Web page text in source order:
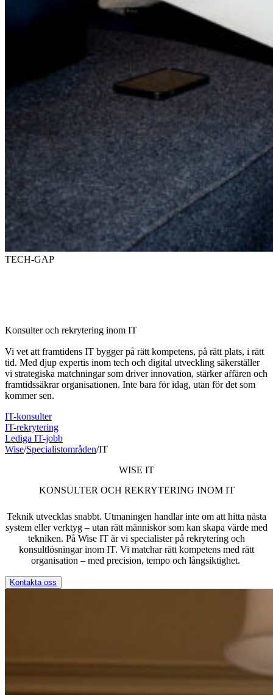
TECH-GAP
Konsulter och rekrytering inom IT
Vi vet att framtidens IT bygger på rätt kompetens, på rätt plats, i rätt
tid. Med djup expertis inom tech och digital utveckling säkerställer
vi strategiska matchningar som driver innovation, stärker affären och
framtidssäkrar organisationen. Inte bara för idag, utan för det som
kommer sen.
IT-konsulter
IT-rekrytering
Lediga IT-jobb
Wise/Specialistområden/IT
WISE IT
KONSULTER OCH REKRYTERING INOM IT
Teknik utvecklas snabbt. Utmaningen handlar inte om att hitta nästa
system eller verktyg – utan rätt människor som kan skapa värde med
tekniken. På Wise IT är vi specialister på rekrytering och
konsultlösningar inom IT. Vi matchar rätt kompetens med rätt
organisation – med precision, tempo och långsiktighet.
Kontakta oss